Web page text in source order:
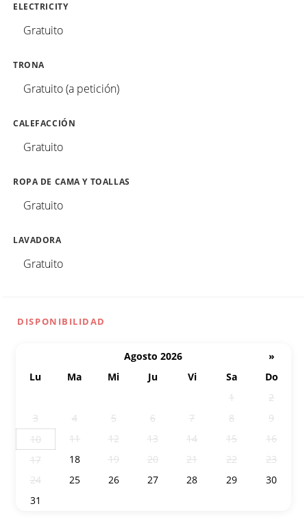
ELECTRICITY
Gratuito
TRONA
Gratuito (a petición)
CALEFACCIÓN
Gratuito
ROPA DE CAMA Y TOALLAS
Gratuito
LAVADORA
Gratuito
DISPONIBILIDAD
Agosto 2026
»
Lu
Ma Mi Ju Vi Sa
Do
1
2
3
4 5 6 7 8
9
10
11 12 13 14 15
16
17
18 19 20 21 22
23
24
25 26 27 28 29
30
31